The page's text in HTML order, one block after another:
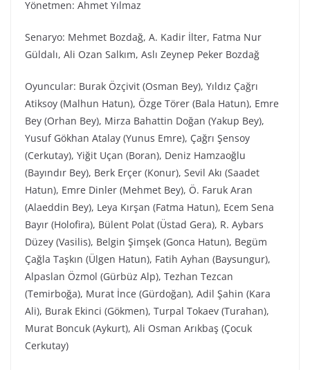
Yönetmen: Ahmet Yılmaz
Senaryo: Mehmet Bozdağ, A. Kadir İlter, Fatma Nur
Güldalı, Ali Ozan Salkım, Aslı Zeynep Peker Bozdağ
Oyuncular: Burak Özçivit (Osman Bey), Yıldız Çağrı
Atiksoy (Malhun Hatun), Özge Törer (Bala Hatun), Emre
Bey (Orhan Bey), Mirza Bahattin Doğan (Yakup Bey),
Yusuf Gökhan Atalay (Yunus Emre), Çağrı Şensoy
(Cerkutay), Yiğit Uçan (Boran), Deniz Hamzaoğlu
(Bayındır Bey), Berk Erçer (Konur), Sevil Akı (Saadet
Hatun), Emre Dinler (Mehmet Bey), Ö. Faruk Aran
(Alaeddin Bey), Leya Kırşan (Fatma Hatun), Ecem Sena
Bayır (Holofira), Bülent Polat (Üstad Gera), R. Aybars
Düzey (Vasilis), Belgin Şimşek (Gonca Hatun), Begüm
Çağla Taşkın (Ülgen Hatun), Fatih Ayhan (Baysungur),
Alpaslan Özmol (Gürbüz Alp), Tezhan Tezcan
(Temirboğa), Murat İnce (Gürdoğan), Adil Şahin (Kara
Ali), Burak Ekinci (Gökmen), Turpal Tokaev (Turahan),
Murat Boncuk (Aykurt), Ali Osman Arıkbaş (Çocuk
Cerkutay)